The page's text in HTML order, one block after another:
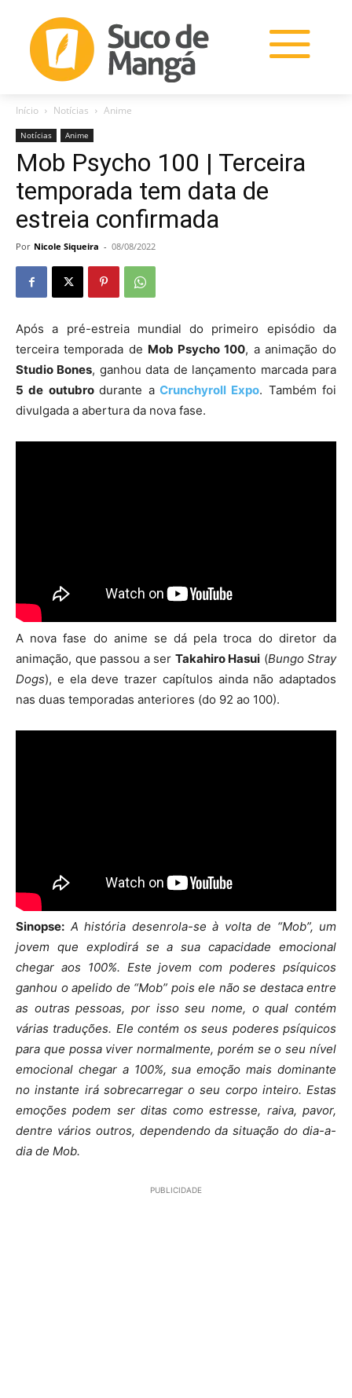
Início Notícias Anime
Notícias Anime
Mob Psycho 100 | Terceira
temporada tem data de
estreia confirmada
Por Nicole Siqueira - 08/08/2022
Após a pré-estreia mundial do primeiro episódio da
terceira temporada de Mob Psycho 100, a animação do
Studio Bones, ganhou data de lançamento marcada para
5 de outubrodurante aCrunchyroll Expo. Também foi
divulgada a abertura da nova fase.
A nova fase do anime se dá pela troca do diretor da
animação, que passou a ser Takahiro Hasui (Bungo Stray
Dogs), e ela deve trazer capítulos ainda não adaptados
nas duas temporadas anteriores (do 92 ao 100).
Sinopse: A história desenrola-se à volta de “Mob”, um
jovem que explodirá se a sua capacidade emocional
chegar aos 100%. Este jovem com poderes psíquicos
ganhou o apelido de “Mob” pois ele não se destaca entre
as outras pessoas, por isso seu nome, o qual contém
várias traduções. Ele contém os seus poderes psíquicos
para que possa viver normalmente, porém se o seu nível
emocional chegar a 100%, sua emoção mais dominante
no instante irá sobrecarregar o seu corpo inteiro. Estas
emoções podem ser ditas como estresse, raiva, pavor,
dentre vários outros, dependendo da situação do dia-a-
dia de Mob.
PUBLICIDADE